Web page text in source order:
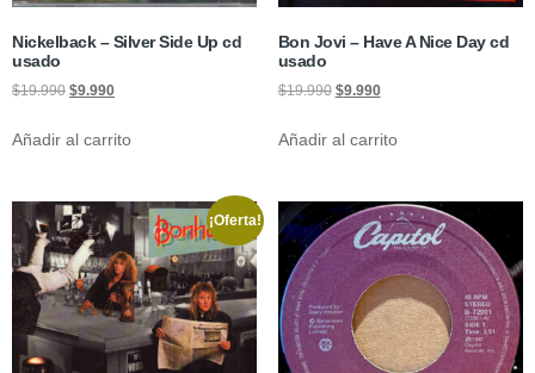
Nickelback – Silver Side Up cd
usado
$19.990 $9.990
Añadir al carrito
Bon Jovi – Have A Nice Day cd
usado
$19.990 $9.990
Añadir al carrito
¡Oferta!